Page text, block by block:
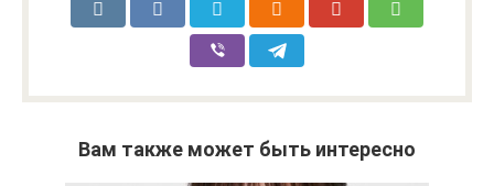
Вам также может быть интересно